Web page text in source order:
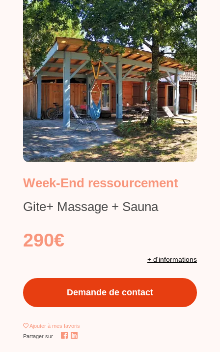
Week-End ressourcement
Gite+ Massage + Sauna
290€
+ d'informations
Demande de contact
Ajouter à mes favoris
Partager sur